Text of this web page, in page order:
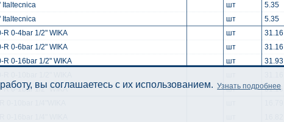
Italtecnica шт
5.35
Italtecnica шт
5.35
0-4bar 1/2" WIKA шт
31.16
0-6bar 1/2" WIKA шт
31.16
0-16bar 1/2" WIKA шт
31.93
0-1bar 1/2" WIKA шт
31.16
вы соглашаетесь с их использованием. Узнать подробнее